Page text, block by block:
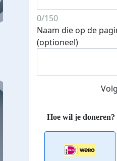
0/150
Naam die op de
(optioneel)